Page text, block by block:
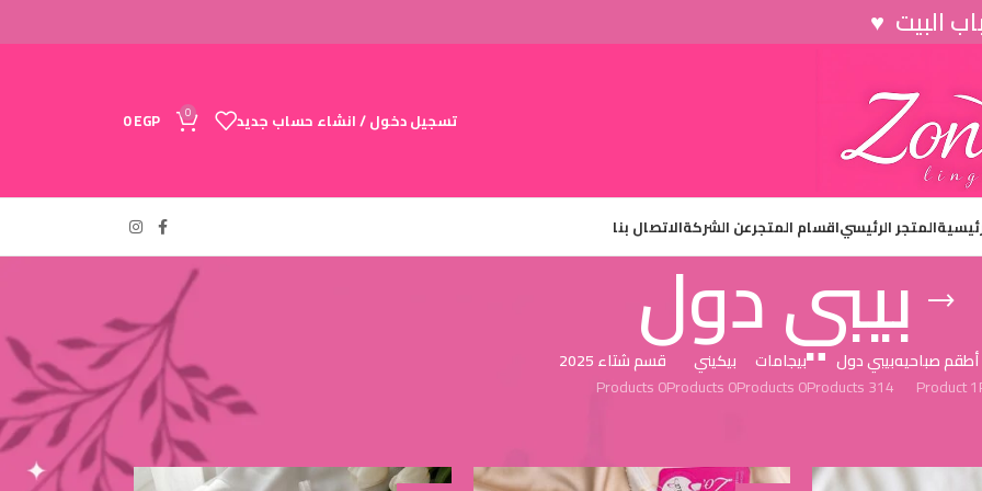
تسجيل دخول / انشاء حساب جديد 0
0EGP
المتجر الرئيسياقسام المتجرعن الشركةالاتصال بنا
بيبي دولأطقم صباحيه
1 Product
بيبي دول
314 Products
بيجامات
0 Products
بيكيني
0 Products
قسم شتاء 2025
0 Products